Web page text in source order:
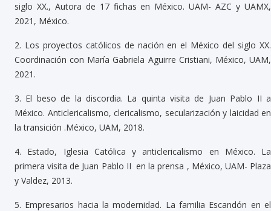
siglo XX., Autora de 17 fichas en México. UAM- AZC y UAMX,
2021, México.
2. Los proyectos católicos de nación en el México del siglo XX.
Coordinación con María Gabriela Aguirre Cristiani, México, UAM,
2021.
3. El beso de la discordia. La quinta visita de Juan Pablo II a
México. Anticlericalismo, clericalismo, secularización y laicidad en
la transición .México, UAM, 2018.
4.
Estado, Iglesia Católica y anticlericalismo en México. La
primera visita de Juan Pablo II en la prensa , México, UAM- Plaza
y Valdez, 2013.
5. Empresarios hacia la modernidad. La familia Escandón en el